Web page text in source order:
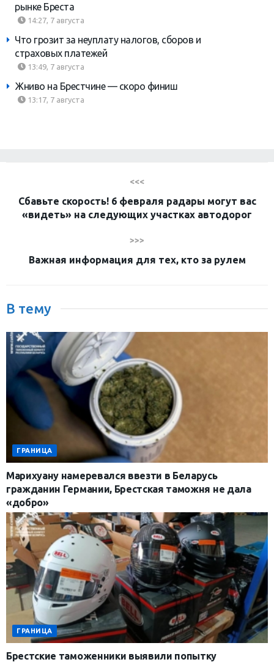
рынке Бреста
14:27, 7 августа
Что грозит за неуплату налогов, сборов и
страховых платежей
13:49, 7 августа
Жниво на Брестчине — скоро финиш
13:17, 7 августа
<<<
Сбавьте скорость! 6 февраля радары могут вас
«видеть» на следующих участках автодорог
>>>
Важная информация для тех, кто за рулем
В тему
ГРАНИЦА
Марихуану намеревался ввезти в Беларусь
гражданин Германии, Брестская таможня не дала
«добро»
ГРАНИЦА
Брестские таможенники выявили попытку